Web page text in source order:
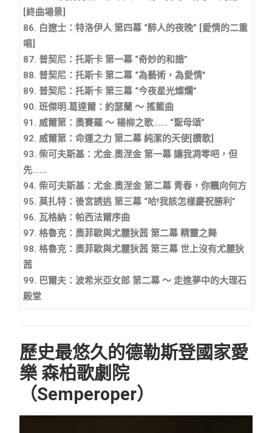
[終曲場景]
86. 白遼士：特洛伊人 第四幕 “醉人的夜晚” [愛情的二重
唱]
87. 普契尼：托斯卡 第一幕 “奇妙的和諧”
88. 普契尼：托斯卡 第二幕 “為藝術，為愛情”
89. 普契尼：托斯卡 第三幕 “今夜星光燦爛”
90. 班傑明.葛達爾：約瑟蘭 ～ 搖籃曲
91. 威爾第：奧賽羅 ～ 楊柳之歌…… “聖母頌”
92. 威爾第：命運之力 第二幕 純潔的天使[讚歌]
93. 柴可夫斯基：尤金.奧涅金 第一幕 讓我凋零吧，但
先……
94. 柴可夫斯基：尤金.奧涅金 第二幕 青春，你飄向何方
95. 莫扎特：後宮誘逃 第三幕 “哈!我該怎樣慶祝勝利”
96. 瓦格納：帕西法爾序曲
97. 格魯克：奧菲歐與尤麗狄茜 第二幕 精靈之舞
98. 格魯克：奧菲歐與尤麗狄茜 第三幕 世上沒有尤麗狄
茜
99. 巴爾夫：波希米亞女郎 第二幕 ～ 走進夢中的大理石
殿堂
歷史最悠久的德勒斯登國家愛
樂 森柏歌劇院
（Semperoper）